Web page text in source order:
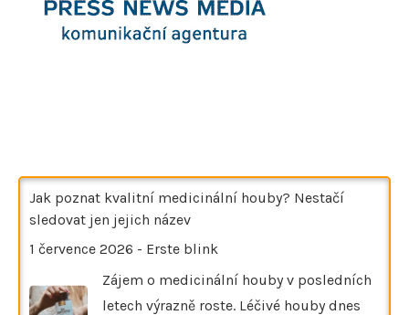
Jak poznat kvalitní medicinální houby? Nestačí
sledovat jen jejich název
1 července 2026 - Erste blink
Zájem o medicinální houby v posledních
letech výrazně roste. Léčivé houby dnes